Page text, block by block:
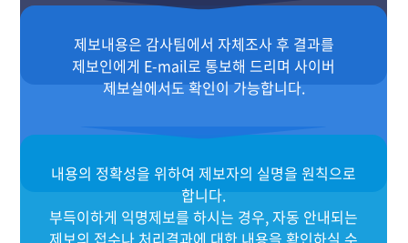
제보내용은 감사팀에서 자체조사 후 결과를
제보인에게 E-mail로 통보해 드리며 사이버
제보실에서도 확인이 가능합니다.
내용의 정확성을 위하여 제보자의 실명을 원칙으로
합니다.
부득이하게 익명제보를 하시는 경우, 자동 안내되는
제보의 접수나 처리결과에 대한 내용을 확인하실 수